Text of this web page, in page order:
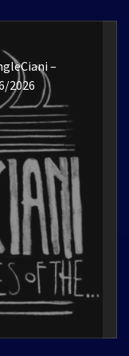
–
2026